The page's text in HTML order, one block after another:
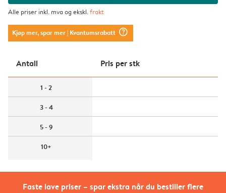
Faste lave priser – spar ekstra når du bestiller flere
Alle priser inkl. mva og ekskl.frakt
Kjøp mer, spar mer| Kvantumsrabatt question_mark_circle
Antall Pris per stk
1 - 2
3 - 4
5 - 9
10+